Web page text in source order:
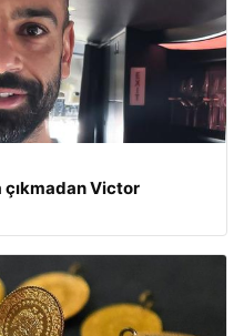
çıkmadan Victor